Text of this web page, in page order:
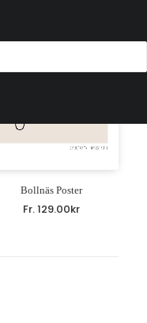
Bollnäs Poster
Fr.129.00kr